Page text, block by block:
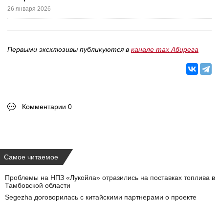
26 января 2026
Первыми эксклюзивы публикуются в канале max Абирега
Комментарии 0
Самое читаемое
Проблемы на НПЗ «Лукойла» отразились на поставках топлива в
Тамбовской области
Segezha договорилась с китайскими партнерами о проекте